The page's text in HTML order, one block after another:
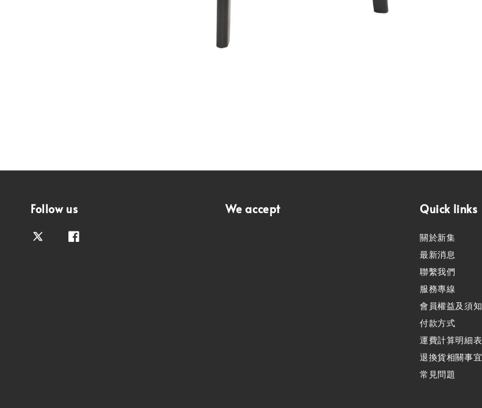
Follow us We accept Quick links
關於新集
最新消息
聯繫我們
服務專線
會員權益及須知
付款方式
運費計算明細表
退換貨相關事宜
常見問題